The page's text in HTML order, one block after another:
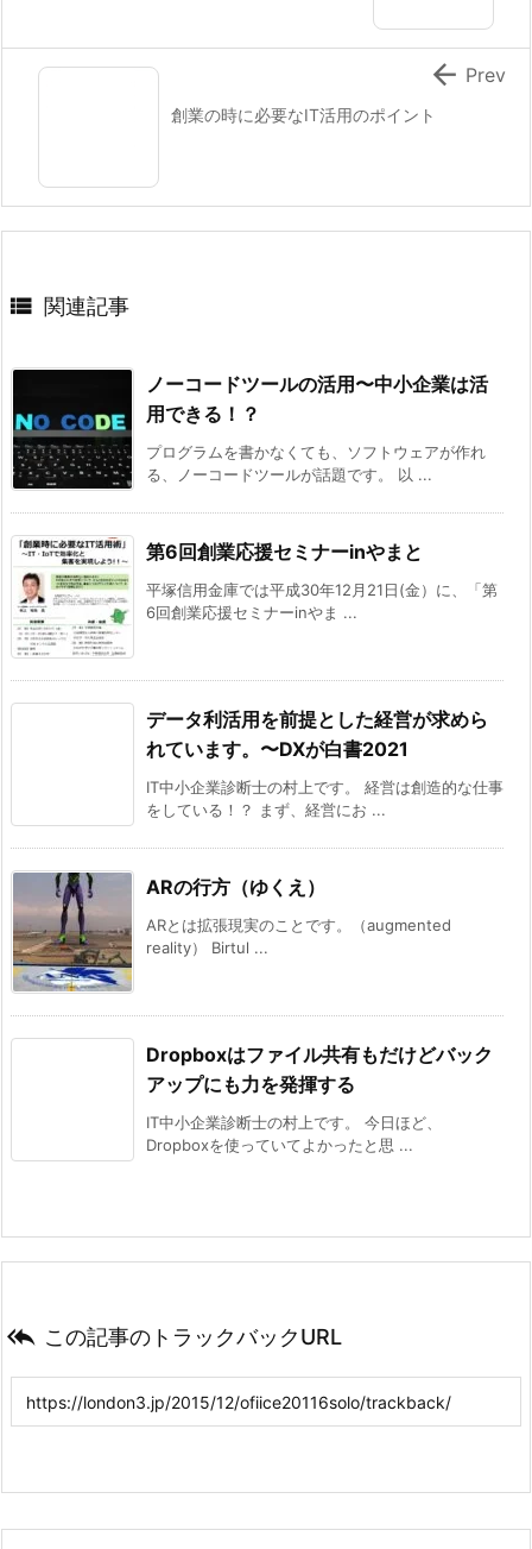
創業の時に必要なIT活用のポイント
 Prev
 関連記事
ノーコードツールの活用〜中小企業は活
用できる！？
プログラムを書かなくても、ソフトウェアが作れ
る、ノーコードツールが話題です。 以 ...
第6回創業応援セミナーinやまと
平塚信用金庫では平成30年12月21日(金）に、「第
6回創業応援セミナーinやま ...
データ利活用を前提とした経営が求めら
れています。〜DXが白書2021
IT中小企業診断士の村上です。 経営は創造的な仕事
をしている！？ まず、経営にお ...
ARの行方（ゆくえ）
ARとは拡張現実のことです。（augmented
reality） Birtul ...
Dropboxはファイル共有もだけどバック
アップにも力を発揮する
IT中小企業診断士の村上です。 今日ほど、
Dropboxを使っていてよかったと思 ...
 この記事のトラックバックURL